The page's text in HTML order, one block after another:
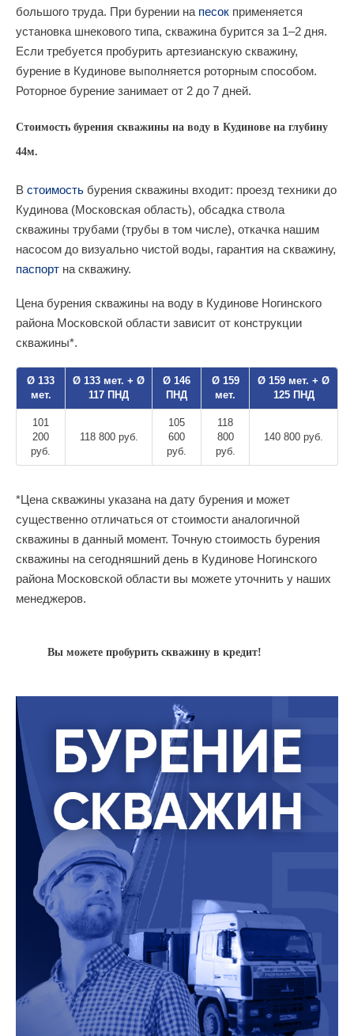
большого труда. При бурении на песок применяется
установка шнекового типа, скважина бурится за 1–2 дня.
Если требуется пробурить артезианскую скважину,
бурение в Кудинове выполняется роторным способом.
Роторное бурение занимает от 2 до 7 дней.
Стоимость бурения скважины на воду в Кудинове на глубину
44м.
В стоимость бурения скважины входит: проезд техники до
Кудинова (Московская область), обсадка ствола
скважины трубами (трубы в том числе), откачка нашим
насосом до визуально чистой воды, гарантия на скважину,
паспорт на скважину.
Цена бурения скважины на воду в Кудинове Ногинского
района Московской области зависит от конструкции
скважины*.
Ø 133
мет.
Ø 133 мет. + Ø
117 ПНД
Ø 146
ПНД
Ø 159
мет.
Ø 159 мет. + Ø
125 ПНД
101
200
руб.
118 800 руб.
105
600
руб.
118
800
руб.
140 800 руб.
*Цена скважины указана на дату бурения и может
существенно отличаться от стоимости аналогичной
скважины в данный момент. Точную стоимость бурения
скважины на сегодняшний день в Кудинове Ногинского
района Московской области вы можете уточнить у наших
менеджеров.
Вы можете пробурить скважину в кредит!